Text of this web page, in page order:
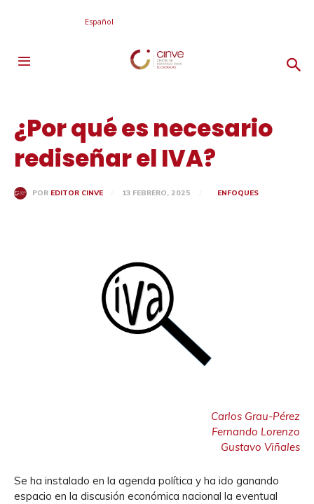
Español
¿Por qué es necesario
rediseñar el IVA?
POR EDITOR CINVE 13 FEBRERO, 2025 ENFOQUES
Carlos Grau-Pérez
Fernando Lorenzo
Gustavo Viñales
Se ha instalado en la agenda política y ha ido ganando
espacio en la discusión económica nacional la eventual